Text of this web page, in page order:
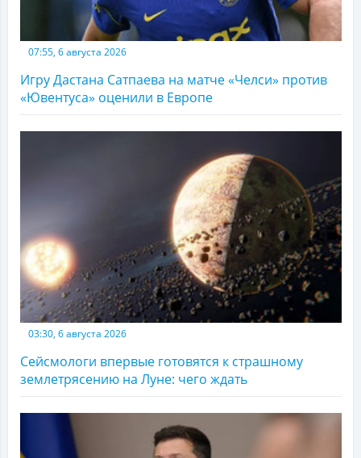
07:55, 6 августа 2026
Игру Дастана Сатпаева на матче «Челси» против
«Ювентуса» оценили в Европе
03:30, 6 августа 2026
Сейсмологи впервые готовятся к страшному
землетрясению на Луне: чего ждать